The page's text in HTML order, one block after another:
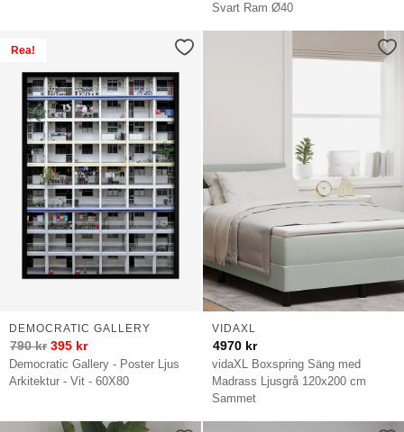
Svart Ram Ø40
Rea!
Democratic Gallery - Poster Ljus
Arkitektur - Vit - 60X80
DEMOCRATIC GALLERY
790kr 395 kr
vidaXL Boxspring Säng med
Madrass Ljusgrå 120x200 cm
Sammet
VIDAXL
4970 kr